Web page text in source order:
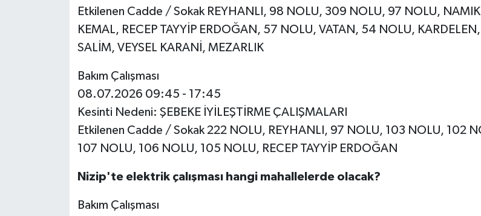
Etkilenen Cadde / Sokak REYHANLI, 98 NOLU, 309 NOLU, 97 NOLU, NAMIK
KEMAL, RECEP TAYYİP ERDOĞAN, 57 NOLU, VATAN, 54 NOLU, KARDELEN,
SALİM, VEYSEL KARANİ, MEZARLIK
Bakım Çalışması
08.07.2026 09:45 - 17:45
Kesinti Nedeni: ŞEBEKE İYİLEŞTİRME ÇALIŞMALARI
Etkilenen Cadde / Sokak 222 NOLU, REYHANLI, 97 NOLU, 103 NOLU, 102
107 NOLU, 106 NOLU, 105 NOLU, RECEP TAYYİP ERDOĞAN
Nizip'te elektrik çalışması hangi mahallelerde olacak?
Bakım Çalışması